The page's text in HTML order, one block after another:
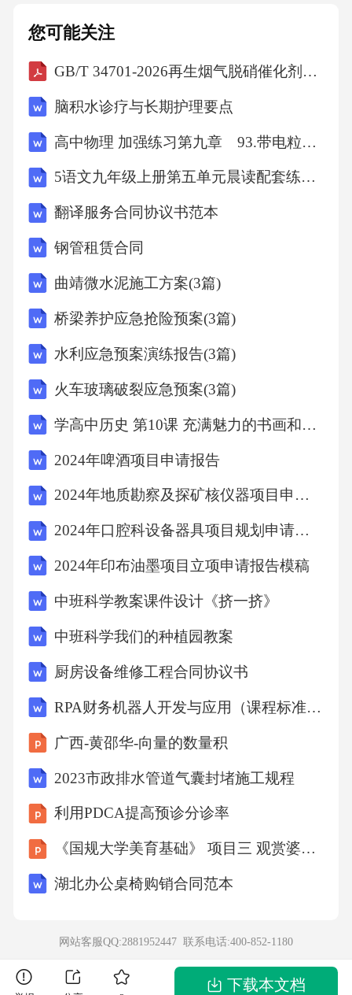
配备前置3D感应摄像头(TrueDepth)，脸部识别
能2017年
面向通用人工智能的异构天机芯片架构2019年
·人工智能预测蛋白质结构2021年
ChatGPT走红，掀起全球AI产业新浪潮2023年
人工智能可以翻译大脑想法，将大脑信号转化
为文本数据2020年
人工智能的社会价值人工智能的社会价值
人工智能是引领未来的战略性高科技，作为新
一轮产业变革的核心驱动力，催生新技术、新
产品、新产业、新模式，引发经济结构重大变
实现社会生产力的整体跃升。“无论是体力工作
还是脑力工作，只需要单调工作的职业，不需
要创造性和灵活性的职业,都将被取代。因为这
些职业的思维是AI最容易替代的。”——《人类
1、人工智能的应用价值
随着人工智能理论和技术的日益成熟，应用范
济管理、金融风险等宏观层面，也包括工业生
产、医疗卫生、交通出行、能源利用等具体领
域。专门从事人工智能产品研发、生产及服务
正在逐步形成、不断丰富，相应的商业模式也
⑴人工智能带来产业模式的变革2、人工智能的
社会价值⑵人工智能带来智能化的生活人工智
您可能关注
GB/T 34701-2026再生烟气脱硝催化剂微量元素分析方法
脑积水诊疗与长期护理要点
高中物理 加强练习第九章 93.带电粒子在电场或等效重力场中的圆周运动
5语文九年级上册第五单元晨读配套练习学生版
翻译服务合同协议书范本
钢管租赁合同
曲靖微水泥施工方案(3篇)
桥梁养护应急抢险预案(3篇)
水利应急预案演练报告(3篇)
火车玻璃破裂应急预案(3篇)
学高中历史 第10课 充满魅力的书画和戏曲艺术课时规范作业（含解析）新人教版必修3
2024年啤酒项目申请报告
2024年地质勘察及探矿核仪器项目申请报告
2024年口腔科设备器具项目规划申请报告模稿
2024年印布油墨项目立项申请报告模稿
中班科学教案课件设计《挤一挤》
中班科学我们的种植园教案
厨房设备维修工程合同协议书
RPA财务机器人开发与应用（课程标准）8.10
广西-黄邵华-向量的数量积
2023市政排水管道气囊封堵施工规程
利用PDCA提高预诊分诊率
《国规大学美育基础》 项目三 观赏婆娑舞姿-舞蹈之美
湖北办公桌椅购销合同范本
网站客服QQ:2881952447 联系电话:400-852-1180
下载本文档